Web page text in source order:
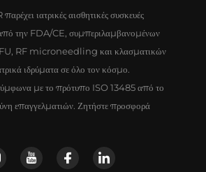
ιατρικές αισθητικές συσκευές
την FDA/CE, συμπεριλαμβανομένων
RF microneedling και κλασματικών
ιδρύματα σε όλο τον κόσμο.
με το πρότυπο ISO 13485 από το
επαγγελματιών. Ζητήστε προσφορά